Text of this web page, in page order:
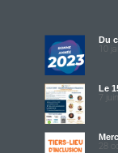
Du
10
Le
7
28